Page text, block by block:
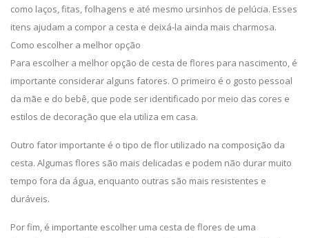
como laços, fitas, folhagens e até mesmo ursinhos de pelúcia. Esses
itens ajudam a compor a cesta e deixá-la ainda mais charmosa.
Como escolher a melhor opção
Para escolher a melhor opção de cesta de flores para nascimento, é
importante considerar alguns fatores. O primeiro é o gosto pessoal
da mãe e do bebê, que pode ser identificado por meio das cores e
estilos de decoração que ela utiliza em casa.
Outro fator importante é o tipo de flor utilizado na composição da
cesta. Algumas flores são mais delicadas e podem não durar muito
tempo fora da água, enquanto outras são mais resistentes e
duráveis.
Por fim, é importante escolher uma cesta de flores de uma